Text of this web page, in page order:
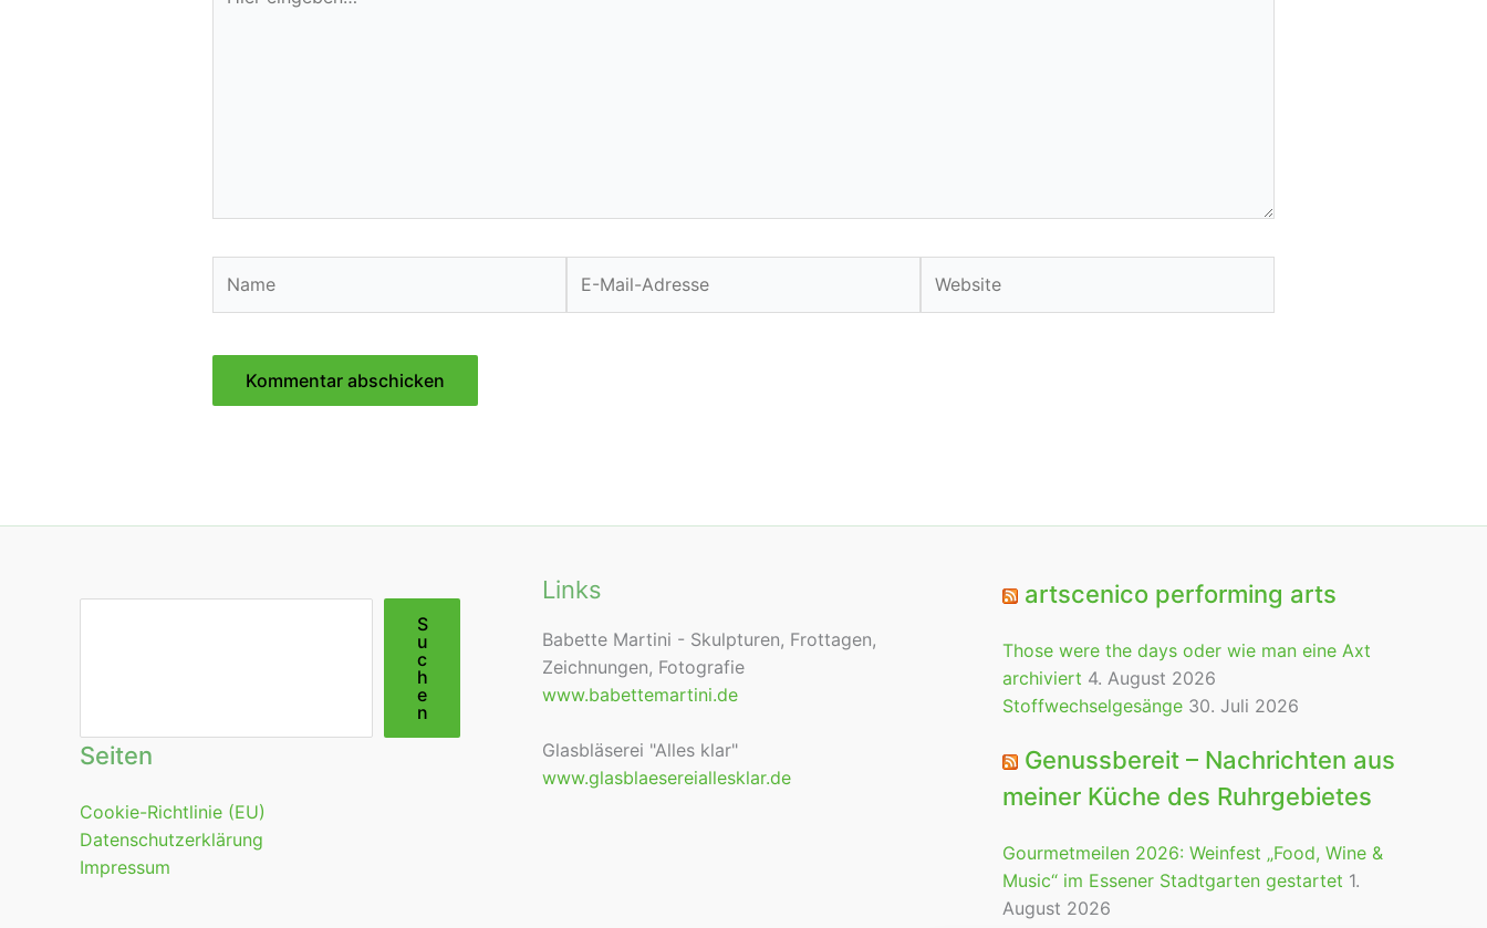
eingeben…
Mail-
S
u
c
h
e
n
Seiten
Cookie-Richtlinie (EU)
Datenschutzerklärung
Impressum
Links
Babette Martini - Skulpturen, Frottagen,
Zeichnungen, Fotografie
www.babettemartini.de
Glasbläserei "Alles klar"
www.glasblaesereiallesklar.de
artscenico performing arts
Those were the days oder wie man eine Axt
archiviert 4. August 2026
Stoffwechselgesänge 30. Juli 2026
Genussbereit – Nachrichten aus
meiner Küche des Ruhrgebietes
Gourmetmeilen 2026: Weinfest „Food, Wine &
Music“ im Essener Stadtgarten gestartet 1.
August 2026